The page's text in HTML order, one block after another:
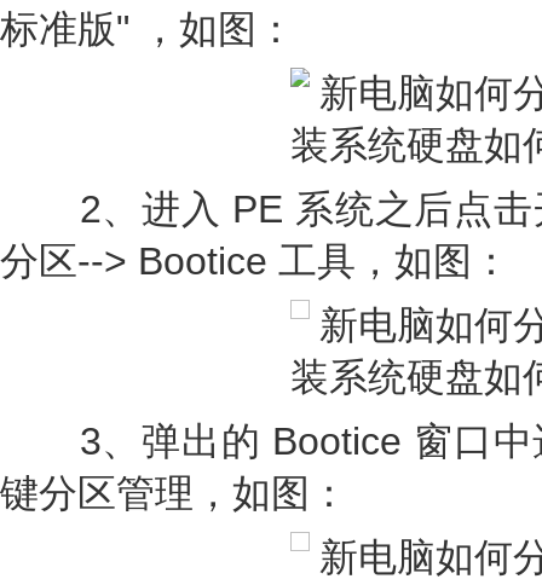
标准版" ，如图：
2、进入 PE 系统之后点击
分区--> Bootice 工具，如图：
3、弹出的 Bootice 窗口中
键分区管理，如图：